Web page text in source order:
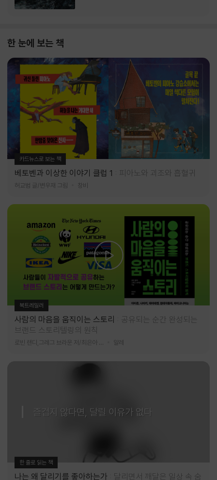
한 눈에 보는 책
카드뉴스로 보는 책
베토벤과 이상한 이야기 클럽 1 피아노와 괴조와 흡혈귀
허교범 글/변우재 그림 창비
북트레일러
사람의 마음을 움직이는 스토리
공유되는 순간 완성되는
브랜드 스토리텔링의 원칙
알레
즐겁지 않다면, 달릴 이유가 없다
한 줄로 읽는 책
나는 왜 달리기를 좋아하는가
달리면서 깨달은 일상 속 숨